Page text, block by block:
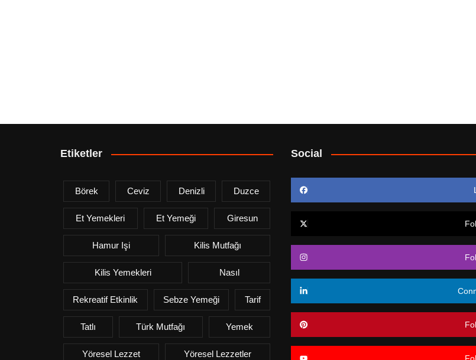
Etiketler
Börek Ceviz Denizli Duzce
Et Yemekleri Et Yemeği Giresun
Hamur Işi Kilis Mutfağı
Kilis Yemekleri Nasıl
Rekreatif Etkinlik Sebze Yemeği Tarif
Tatlı Türk Mutfağı Yemek
Yöresel Lezzet Yöresel Lezzetler
Social